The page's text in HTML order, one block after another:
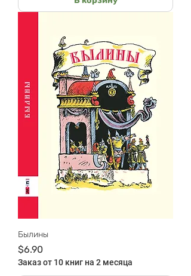
Былины
Цена
$6.90
Заказ от 10 книг на 2 месяца